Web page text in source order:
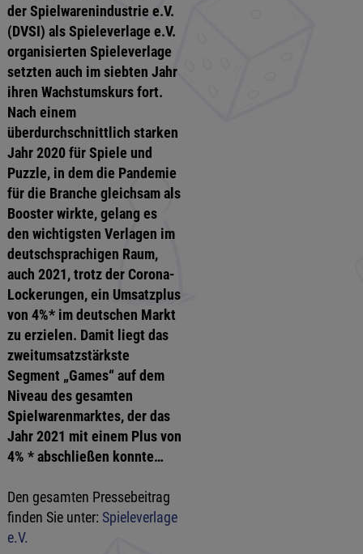
der Spielwarenindustrie e.V.
(DVSI) als Spieleverlage e.V.
organisierten Spieleverlage
setzten auch im siebten Jahr
ihren Wachstums­kurs fort.
Nach einem
überdurchschnittlich starken
Jahr 2020 für Spiele und
Puzzle, in dem die Pandemie
für die Branche gleichsam als
Booster wirkte, gelang es
den wichtigsten Verlagen im
deutschsprachigen Raum,
auch 2021, trotz der Corona-
Lockerungen, ein Umsatzplus
von 4%* im deutschen Markt
zu erzielen. Damit liegt das
zweitumsatzstärkste
Segment „Games“ auf dem
Niveau des gesamten
Spielwarenmarktes, der das
Jahr 2021 mit einem Plus von
4% * abschließen konnte…
Den gesamten Pressebeitrag
finden Sie unter: Spieleverlage
e.V.